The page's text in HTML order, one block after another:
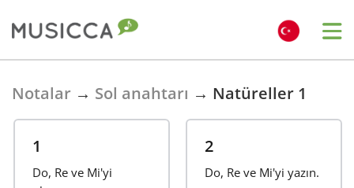
Notalar → Sol anahtarı → Natüreller 1
1
Do, Re ve Mi'yi
2
Do, Re ve Mi'yi yazın.